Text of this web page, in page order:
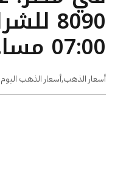
8090
07:00 مساءًا
أسعار الذهب,أسعار الذهب اليوم